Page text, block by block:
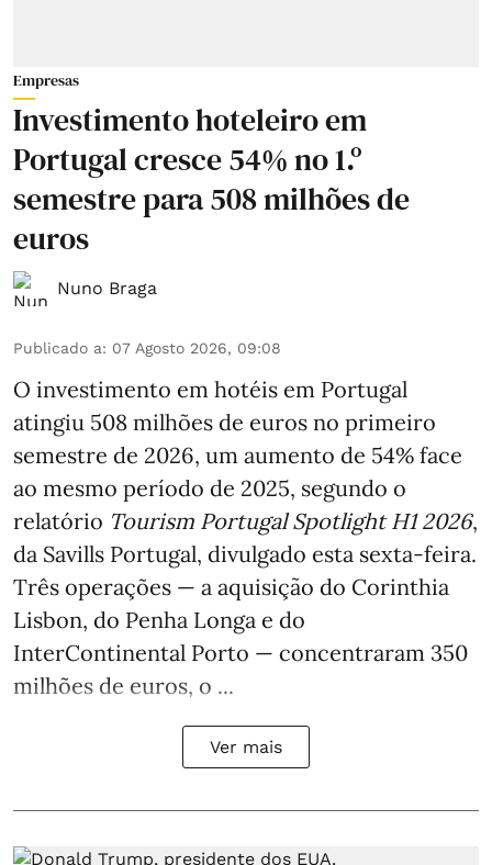
Empresas
Investimento hoteleiro em
Portugal cresce 54% no 1.º
semestre para 508 milhões de
euros
Nuno Braga
Publicado a: 07 Agosto 2026, 09:08
O investimento em hotéis em Portugal
atingiu 508 milhões de euros no primeiro
semestre de 2026, um aumento de 54% face
ao mesmo período de 2025, segundo o
relatório Tourism Portugal Spotlight H1 2026,
da Savills Portugal, divulgado esta sexta-feira.
Três operações — a aquisição do Corinthia
Lisbon, do Penha Longa e do
InterContinental Porto — concentraram 350
milhões de euros, o ...
Ver mais